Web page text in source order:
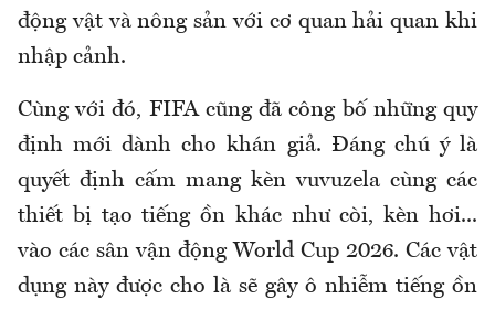
động vật và nông sản với cơ quan hải quan khi
nhập cảnh.
Cùng với đó, FIFA cũng đã công bố những quy
định mới dành cho khán giả. Đáng chú ý là
quyết định cấm mang kèn vuvuzela cùng các
thiết bị tạo tiếng ồn khác như còi, kèn hơi...
vào các sân vận động World Cup 2026. Các vật
dụng này được cho là sẽ gây ô nhiễm tiếng ồn